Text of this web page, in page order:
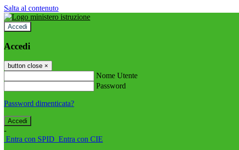
Salta al contenuto
Accedi
Accedi
button close ×
Nome Utente
Password
Password dimenticata?
-
Entra con SPID Entra con CIE